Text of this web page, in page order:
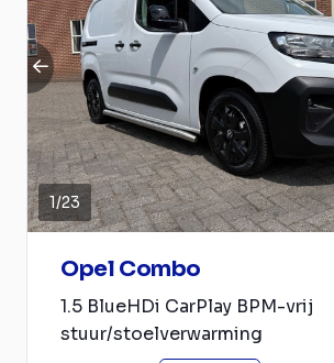
1/23
Opel Combo
1.5 BlueHDi CarPlay BPM-vrij
stuur/stoelverwarming